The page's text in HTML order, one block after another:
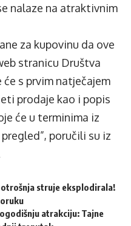
nalaze na atraktivnim
za kupovinu da ove
stranicu Društva
će s prvim natječajem
prodaje kao i popis
će u terminima iz
poručili su iz
struje eksplodirala!
atrakciju: Tajne